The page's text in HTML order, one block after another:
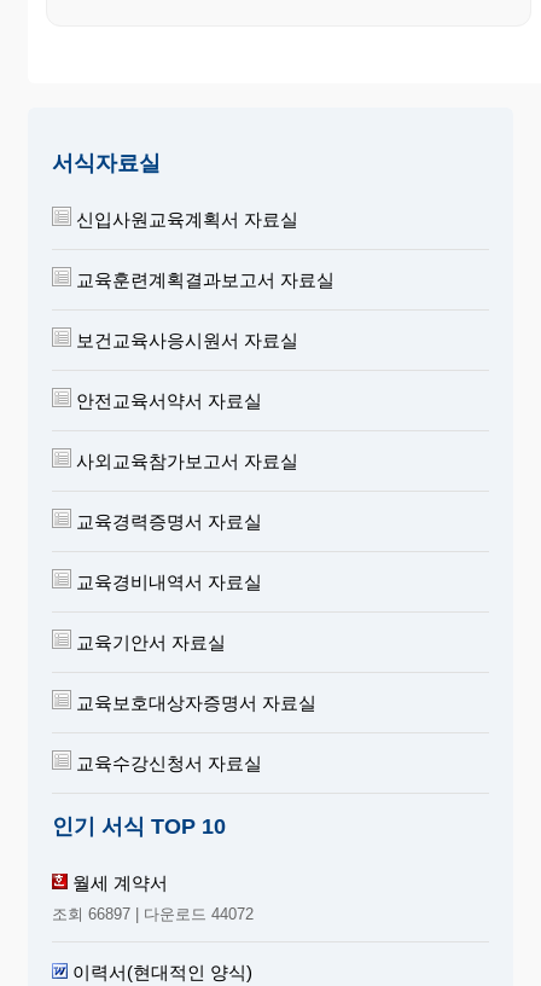
서식자료실
신입사원교육계획서 자료실
교육훈련계획결과보고서 자료실
보건교육사응시원서 자료실
안전교육서약서 자료실
사외교육참가보고서 자료실
교육경력증명서 자료실
교육경비내역서 자료실
교육기안서 자료실
교육보호대상자증명서 자료실
교육수강신청서 자료실
인기 서식 TOP 10
월세 계약서
조회 66897 | 다운로드 44072
이력서(현대적인 양식)